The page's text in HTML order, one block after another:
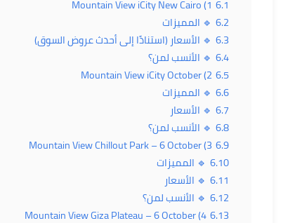
6.1
1) Mountain View iCity New Cairo
6.2 🔹 المميزات
6.3 🔹 الأسعار (استنادًا إلى أحدث عروض السوق)
6.4 🔹 الأنسب لمن؟
6.5
2) Mountain View iCity October
6.6 🔹 المميزات
6.7 🔹 الأسعار
6.8 🔹 الأنسب لمن؟
6.9
3) Mountain View Chillout Park – 6 October
6.10 🔹 المميزات
6.11 🔹 الأسعار
6.12 🔹 الأنسب لمن؟
6.13
4) Mountain View Giza Plateau – 6 October